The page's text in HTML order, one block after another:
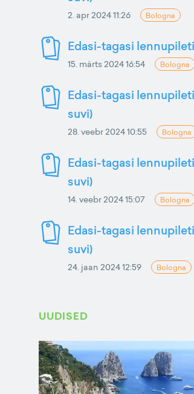
2. apr 2024 11:26 Bologna
Edasi-tagasi
15. märts 2024 16:54 Bologna
Edasi-tagasi
suvi)
28. veebr 2024 10:55 Bologna
Edasi-tagasi
suvi)
14. veebr 2024 15:07 Bologna
Edasi-tagasi
suvi)
24. jaan 2024 12:59 Bologna
UUDISED